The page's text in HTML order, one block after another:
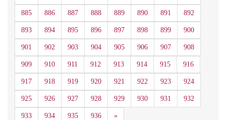
885 886 887 888 889 890 891 892
893 894 895 896 897 898 899 900
901 902 903 904 905 906 907 908
909 910 911 912 913 914 915 916
917 918 919 920 921 922 923 924
925 926 927 928 929 930 931 932
933 934 935 936 »Siguiente